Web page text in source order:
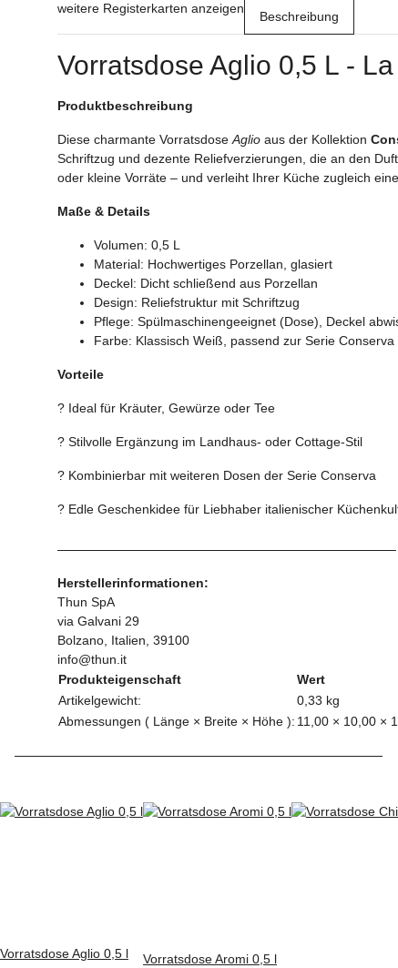
weitere Registerkarten anzeigen
Beschreibung
Vorratsdose Aglio 0,5 L -
Produktbeschreibung
Diese charmante VorratsdoseAglio aus der Kollektion
Schriftzug und dezente Reliefverzierungen, die an den
oder kleine Vorräte – und verleiht Ihrer Küche zugleich
Maße & Details
Volumen: 0,5 L
Material: Hochwertiges Porzellan, glasiert
Deckel: Dicht schließend aus Porzellan
Design: Reliefstruktur mit Schriftzug
Pflege: Spülmaschinengeeignet (Dose), Deckel
Farbe: Klassisch Weiß, passend zur Serie Conserva
Vorteile
? Ideal für Kräuter, Gewürze oder Tee
? Stilvolle Ergänzung im Landhaus- oder Cottage-Stil
? Kombinierbar mit weiteren Dosen der Serie Conserva
? Edle Geschenkidee für Liebhaber italienischer
Herstellerinformationen:
Thun SpA
via Galvani 29
Bolzano, Italien, 39100
info@thun.it
Produkteigenschaft
Wert
Artikelgewicht:
0,33 kg
Abmessungen ( Länge × Breite × Höhe ): 11,00 × 10,00 ×
Vorratsdose Aglio 0,5 l
Vorratsdose Aromi 0,5 l